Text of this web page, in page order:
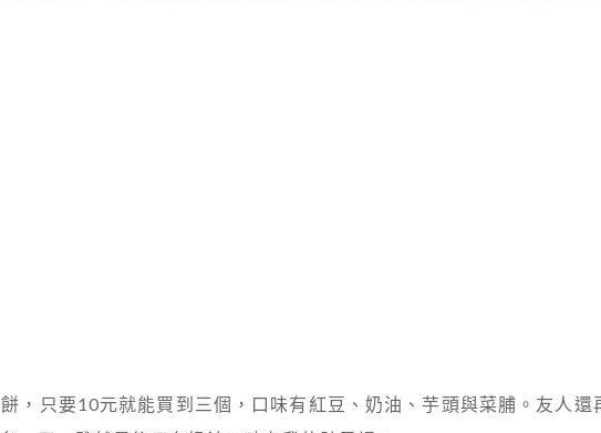
，只要10元就能買到三個，口味有紅豆、奶油、芋頭與菜脯。友人